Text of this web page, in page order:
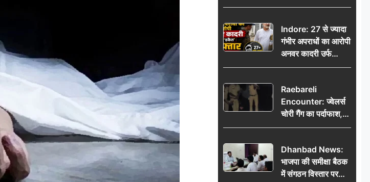
कमाई… फिर भी पिता
अंतिम दिन, 5100 रुपये
भेजकर कहा– अंतिम
संस्कार कर दीजिए हम
नहीं आ पाएंगे
Indore: 27 से ज्यादा
गंभीर अपराधों का आरोपी
अनवर कादरी उर्फ
‘डकैत’ गिरफ्तार, इंदौर
Raebareli
Encounter: ज्वेलर्स
चोरी गैंग का पर्दाफाश,
पुलिस मुठभेड़ में दो
किलो चांदी बरामद
Dhanbad News:
भाजपा की समीक्षा बैठक
में संगठन विस्तार पर